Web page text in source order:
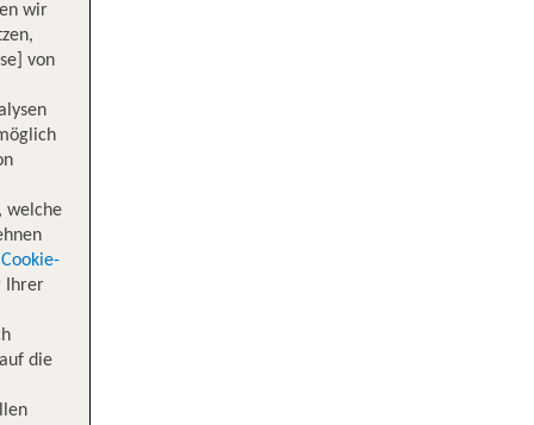
wir
von
welche
Cookie-
Ihrer
die